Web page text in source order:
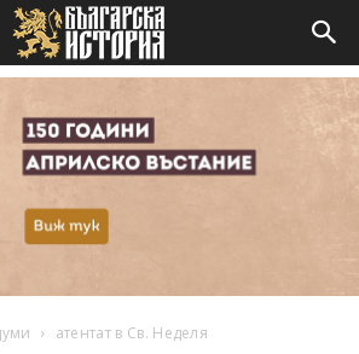
атентат в Св. Неделя